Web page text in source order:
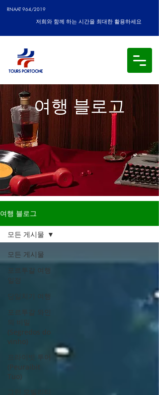
RNAAT 964/2019
저희와 함께 하는 시간을 최대한 활용하세요
여행 블로그
여행 블로그
모든 게시물
포르투갈 여행
일정
당일치기 여행
포르투갈 와인
의 비밀
(Segredos do
vinho)
프라이빗 투어
(Peuraibit
Tuo)
모든 게시물